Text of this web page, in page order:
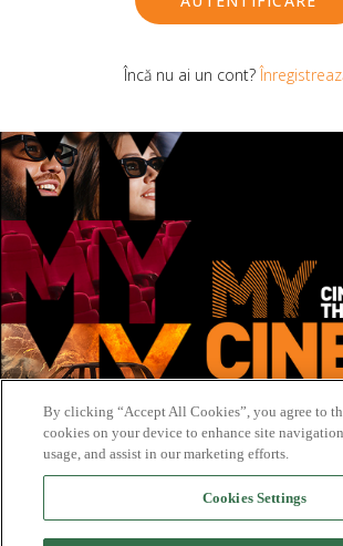
Încă nu ai un cont?
By clicking “Accept All Cookies”, you agree to
cookies on your device to enhance site
usage, and assist in our marketing efforts.
Cookies Settings